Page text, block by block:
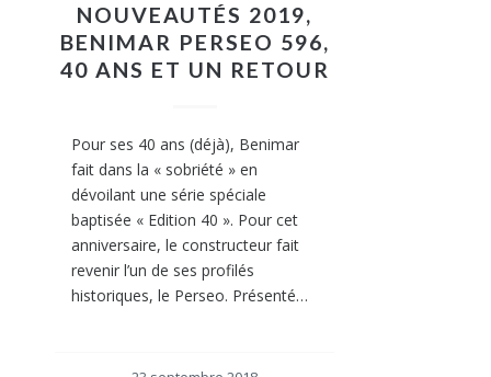
NOUVEAUTÉS 2019,
BENIMAR PERSEO 596,
40 ANS ET UN RETOUR
Pour ses 40 ans (déjà), Benimar
fait dans la « sobriété » en
dévoilant une série spéciale
baptisée « Edition 40 ». Pour cet
anniversaire, le constructeur fait
revenir l’un de ses profilés
historiques, le Perseo. Présenté…